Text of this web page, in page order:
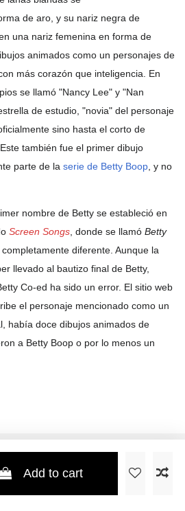
Add to cart
de aro, y su nariz negra de
una nariz femenina en forma de
animados como un personajes de
más corazón que inteligencia. En
se llamó "Nancy Lee" y "Nan
de estudio, "novia" del personaje
sino hasta el corto de
también fue el primer dibujo
parte de la serie de Betty Boop , y no
nombre de Betty se estableció en
Screen Songs , donde se llamó Betty
diferente. Aunque la
llevado al bautizo final de Betty,
Co-ed ha sido un error. El sitio web
el personaje mencionado como un
había doce dibujos animados de
a Betty Boop o por lo menos un